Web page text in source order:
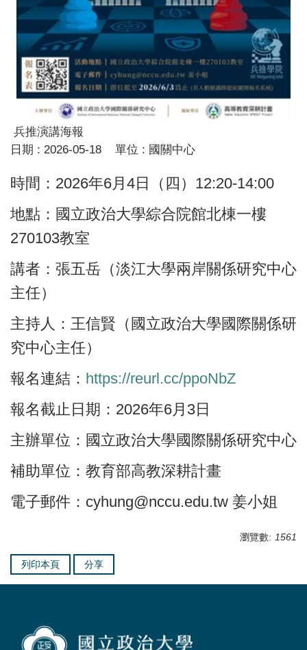
兵推演講海報
日期 : 2026-05-18 單位 : 國關中心
時間：2026年6月4日（四）12:20-14:00
地點：國立政治大學綜合院館北棟一樓
270103教室
講者：張五岳（淡江大學兩岸關係研究中心
主任）
主持人：王信賢（國立政治大學國際關係研
究中心主任）
報名連結： https://reurl.cc/ppoNbZ
報名截止日期：2026年6月3日
主辦單位：國立政治大學國際關係研究中心
補助單位：教育部高教深耕計畫
電子郵件：cyhung@nccu.edu.tw 姜小姐
瀏覽數: 1561
列印本頁 分享